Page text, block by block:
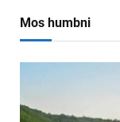
Mos humbni